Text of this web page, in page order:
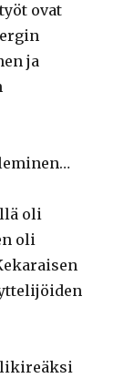
ovat
ja
oli
oli